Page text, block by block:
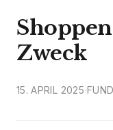
Zweck
15. APRIL 2025·